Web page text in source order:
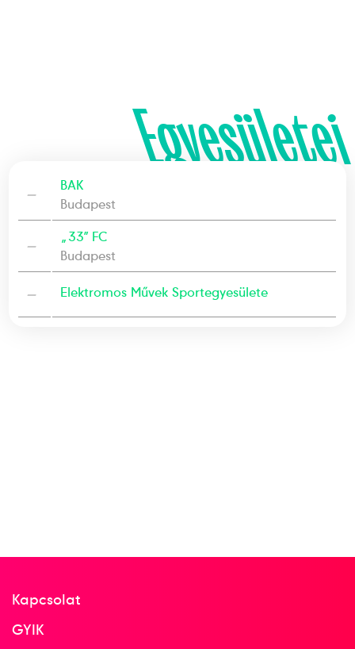
Egyesületei
—
BAK
Budapest
—
„33” FC
Budapest
— Elektromos Művek Sportegyesülete
Kapcsolat
GYIK